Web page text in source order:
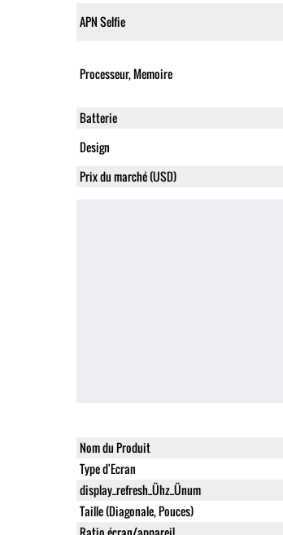
APN Selfie
Processeur, Memoire
Batterie
Design
Prix du marché (USD)
Nom du Produit
Type d'Ecran
display_refresh_Ühz_Ünum
Taille (Diagonale, Pouces)